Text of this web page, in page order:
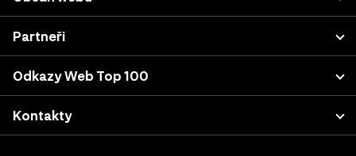
Porota
Přihlášení projektu
Akce a konference
Kategorie a kritéria
Nastavení cookies
Partneři
LUPA.cz
Podnikatel.cz
Odkazy Web Top 100
Výsledky z minulých let
Katalog agentur
Kontakty